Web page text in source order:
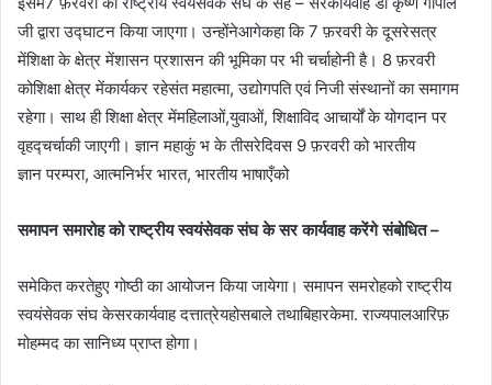
जी द्वारा उद्घाटन किया जाएगा। उन्होंनेआगेकहा कि 7 फ़रवरी के दूसरेसत्र
मेंशिक्षा के क्षेत्र मेंशासन प्रशासन की भूमिका पर भी चर्चाहोनी है। 8 फ़रवरी
कोशिक्षा क्षेत्र मेंकार्यकर रहेसंत महात्मा, उद्योगपति एवं निजी संस्थानों का समागम
रहेगा। साथ ही शिक्षा क्षेत्र मेंमहिलाओं,युवाओं, शिक्षाविद आचार्यों के योगदान पर
वृहद्चर्चाकी जाएगी। ज्ञान महाकुं भ के तीसरेदिवस 9 फ़रवरी को भारतीय
ज्ञान परम्परा, आत्मनिर्भर भारत, भारतीय भाषाएँको
समापन समारोह को राष्ट्रीय स्वयंसेवक संघ के सर कार्यवाह करेंगे संबोधित –
समेकित करतेहुए गोष्ठी का आयोजन किया जायेगा। समापन समरोहको राष्ट्रीय
स्वयंसेवक संघ केसरकार्यवाह दत्तात्रेयहोसबाले तथाबिहारकेमा. राज्यपालआरिफ़
मोहम्मद का सानिध्य प्राप्त होगा।